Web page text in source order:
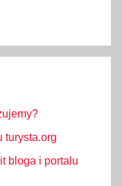
turysta.org
bloga i portalu